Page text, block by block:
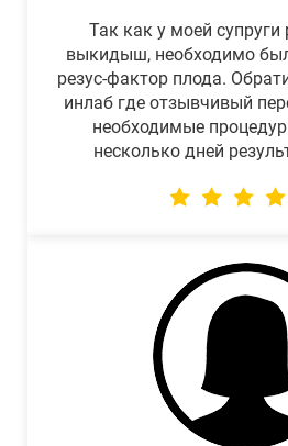
Так как у моей
выкидыш, необходимо
резус-фактор плода.
инлаб где отзывчивый
необходимые
несколько дней